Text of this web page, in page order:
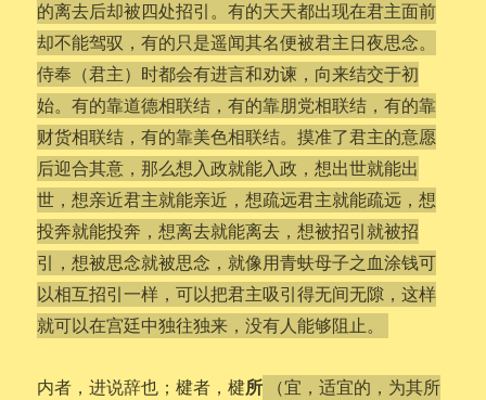
的离去后却被四处招引。有的天天都出现在君主面前
却不能驾驭，有的只是遥闻其名便被君主日夜思念。
侍奉（君主）时都会有进言和劝谏，向来结交于初
始。有的靠道德相联结，有的靠朋党相联结，有的靠
财货相联结，有的靠美色相联结。摸准了君主的意愿
后迎合其意，那么想入政就能入政，想出世就能出
世，想亲近君主就能亲近，想疏远君主就能疏远，想
投奔就能投奔，想离去就能离去，想被招引就被招
引，想被思念就被思念，就像用青蚨母子之血涂钱可
以相互招引一样，可以把君主吸引得无间无隙，这样
就可以在宫廷中独往独来，没有人能够阻止。
内者，进说辞也；楗者，楗所
（宜，适宜的，为其所